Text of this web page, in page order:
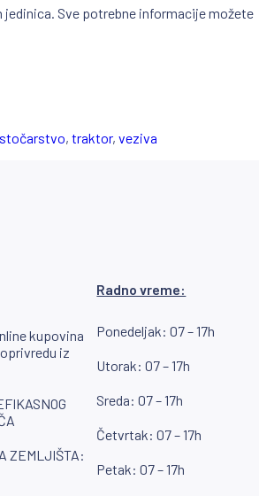
Sve potrebne informacije možete
stočarstvo, traktor, veziva
kupovina
iz
ZEMLJIŠTA:
Radno vreme:
Ponedeljak: 07 – 17h
Utorak: 07 – 17h
Sreda: 07 – 17h
Četvrtak: 07 – 17h
Petak: 07 – 17h